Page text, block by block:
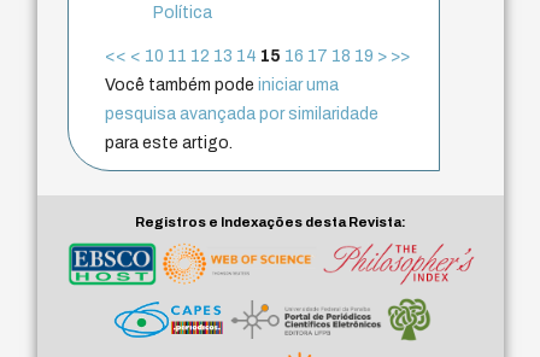
Política
<< < 10 11 12 13 14 15 16 17 18 19 > >>
Você também podeiniciar uma
pesquisa avançada por similaridade
para este artigo.
Registros e Indexações desta Revista: